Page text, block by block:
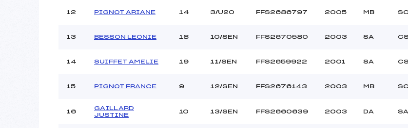
12 PIGNOT ARIANE 14 3/U20 FFS2686797 2005 MB
13 BESSON LEONIE 18 10/SEN FFS2670580 2003 SA
14 SUIFFET AMELIE 19 11/SEN FFS2659922 2001 SA
15 PIGNOT FRANCE 9 12/SEN FFS2676143 2003 MB
16
GAILLARD
JUSTINE
10 13/SEN FFS2660639 2003 DA